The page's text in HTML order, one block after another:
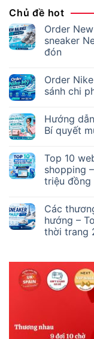
Chủ đề hot
Order
sneaker
đón
Order
sánh chi
Hướng
Bí quyết
Top 10
shopping
triệu đồng
Các
hướng –
thời trang